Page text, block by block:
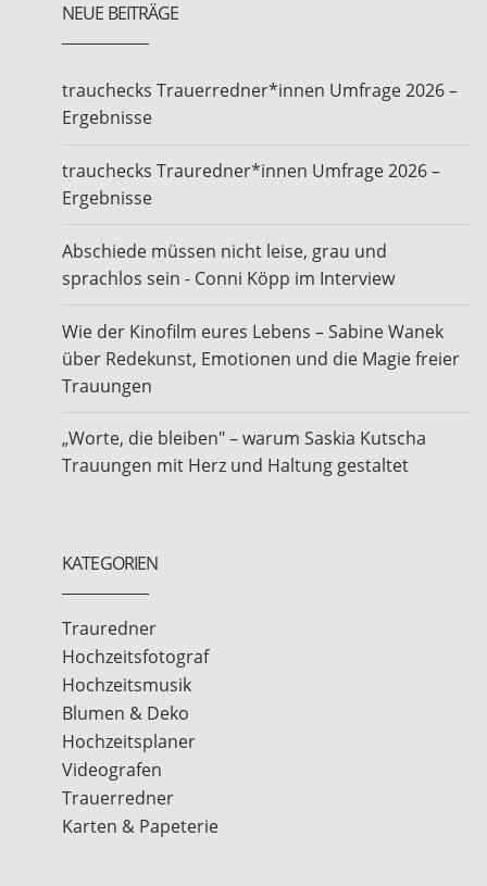
NEUE BEITRÄGE
trauchecks Trauerredner*innen Umfrage 2026 –
Ergebnisse
trauchecks Trauredner*innen Umfrage 2026 –
Ergebnisse
Abschiede müssen nicht leise, grau und
sprachlos sein - Conni Köpp im Interview
Wie der Kinofilm eures Lebens – Sabine Wanek
über Redekunst, Emotionen und die Magie freier
Trauungen
„Worte, die bleiben" – warum Saskia Kutscha
Trauungen mit Herz und Haltung gestaltet
KATEGORIEN
Trauredner
Hochzeitsfotograf
Hochzeitsmusik
Blumen & Deko
Hochzeitsplaner
Videografen
Trauerredner
Karten & Papeterie